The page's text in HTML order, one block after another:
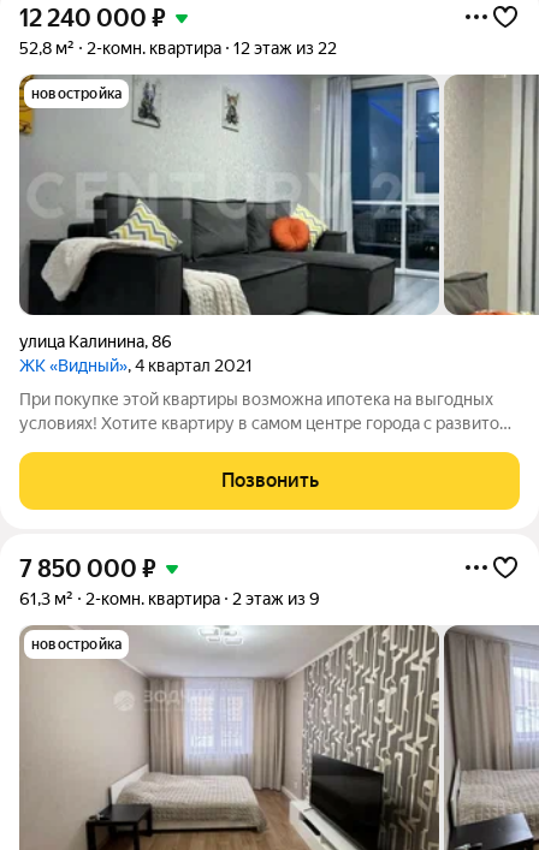
12 240 000 ₽
52,8 м² 2-комн. квартира 12 этаж из 22
новостройка
улица Калинина,86
ЖК «Видный», 4 квартал 2021
При покупке этой квартиры возможна ипотека на выгодных
условиях! Хотите квартиру в самом центре города с развитой
повезло!!! ПРОДАЕТСЯ: Просторная 2-х комнатная квартира в
центре города города
Позвонить
7 850 000 ₽
61,3 м² 2-комн. квартира 2 этаж из 9
новостройка